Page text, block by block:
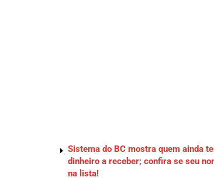
Sistema do BC mostra quem ainda
dinheiro a receber; confira se seu
na lista!